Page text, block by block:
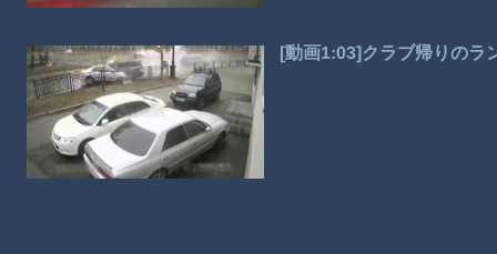
[動画1:03]クラブ帰りのラ